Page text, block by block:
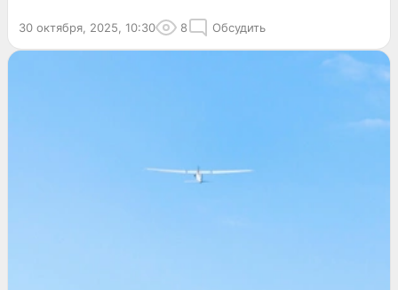
30 октября, 2025, 10:30 8 Обсудить